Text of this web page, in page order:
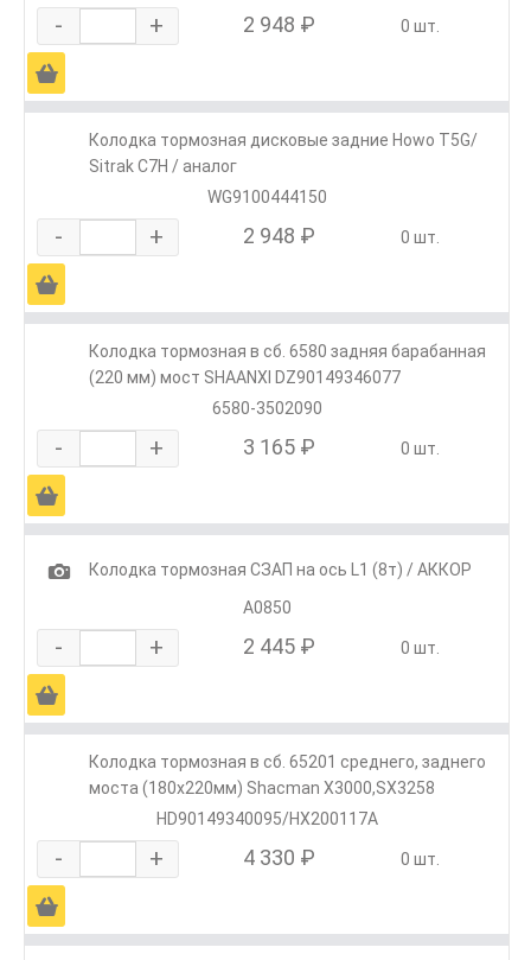
- + 2 948 ₽ 0 шт.
Ä
Колодка тормозная дисковые задние Howo T5G/
Sitrak C7H / аналог
WG9100444150
- + 2 948 ₽ 0 шт.
Ä
Колодка тормозная в сб. 6580 задняя барабанная
(220 мм) мост SHAANXI DZ90149346077
6580-3502090
- + 3 165 ₽ 0 шт.
Ä
1
Колодка тормозная СЗАП на ось L1 (8т) / АККОР
А0850
- + 2 445 ₽ 0 шт.
Ä
Колодка тормозная в сб. 65201 среднего, заднего
моста (180х220мм) Shacman X3000,SX3258
HD90149340095/HX200117A
- + 4 330 ₽ 0 шт.
Ä